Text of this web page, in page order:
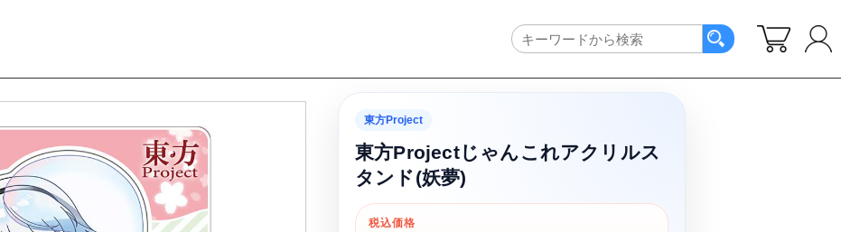
東方Project
東方Projectじゃんこれアクリルス
タンド(妖夢)
税込価格